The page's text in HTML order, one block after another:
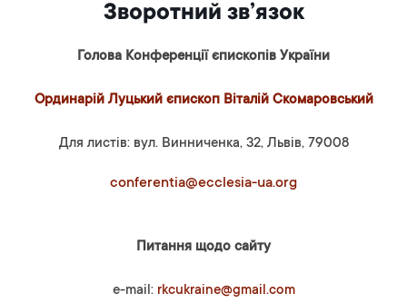
Зворотний зв’язок
Голова Конференції єпископів України
Ординарій Луцький єпископ Віталій Скомаровський
Для листів: вул. Винниченка, 32, Львів, 79008
conferentia@ecclesia-ua.org
Питання щодо сайту
e-mail: rkcukraine@gmail.com